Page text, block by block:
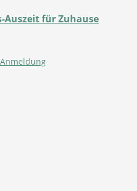
Auszeit für Zuhause